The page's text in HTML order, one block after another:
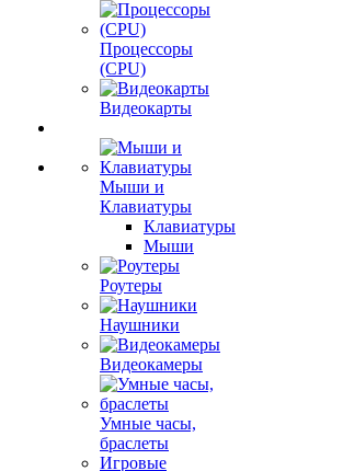
Процессоры
(CPU)
Видеокарты
Мыши и
Клавиатуры
Клавиатуры
Мыши
Роутеры
Наушники
Видеокамеры
Умные часы,
браслеты
Игровые